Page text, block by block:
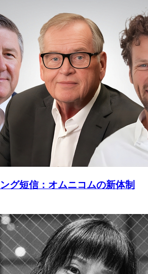
グ短信：オムニコムの新体制